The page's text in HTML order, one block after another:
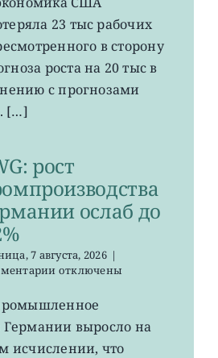
рабочих
мест
США
неожиданно
23 тыс рабочих
в сторону
роста на 20 тыс в
с прогнозами
[…]
рост
ослаб до
7 августа, 2026 |
к
EWG:
рост
промпроизводства
Германии
отключены
Германии выросло на
исчислении, что